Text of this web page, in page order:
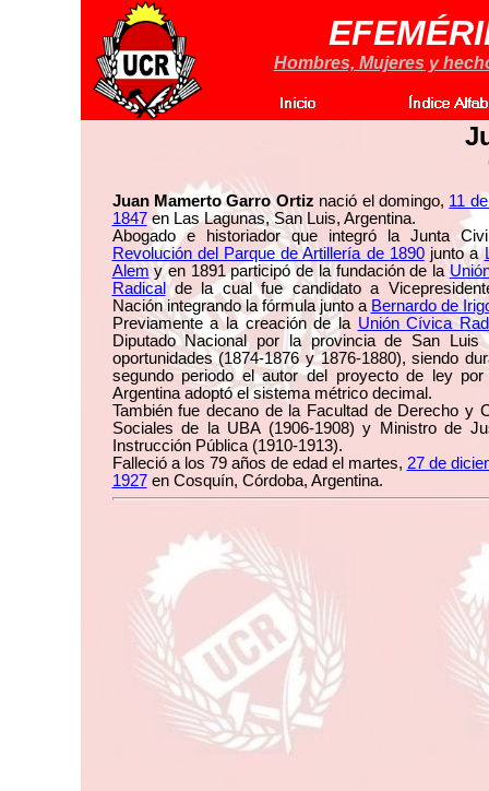
Hombres, Mujeres y
Juan Mamerto Garro Ortiz nació el domingo, 11
1847en Las Lagunas, San Luis, Argentina.
Abogado e historiador que integró la Junta
Revolución del Parque de Artillería de 1890junto a
Alemy en 1891 participó de la fundación de la
Radicalde la cual fue candidato a
Nación integrando la fórmula junto a Bernardo de
Previamente a la creación de la Unión Cívica
Diputado Nacional por la provincia de San Luis
oportunidades (1874-1876 y 1876-1880), siendo
segundo periodo el autor del proyecto de ley
Argentina adoptó el sistema métrico decimal.
También fue decano de la Facultad de Derecho y
Sociales de la UBA (1906-1908) y Ministro de
Instrucción Pública (1910-1913).
Falleció a los 79 años de edad el martes, 27 de
1927en Cosquín, Córdoba, Argentina.